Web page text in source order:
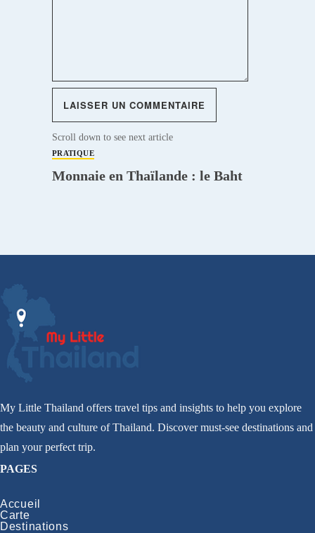
Scroll down to see next article
PRATIQUE
Monnaie en Thaïlande : le Baht
My Little Thailand offers travel tips and insights to help you explore
the beauty and culture of Thailand. Discover must-see destinations and
plan your perfect trip.
PAGES
Accueil
Carte
Destinations